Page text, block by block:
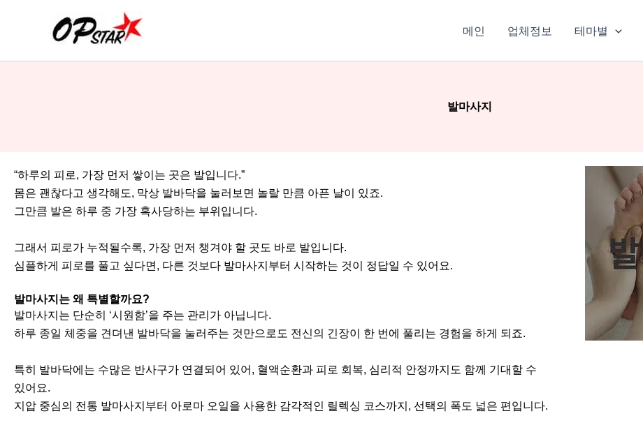
로
메인 업체정보 테마별
발마사지
“하루의 피로, 가장 먼저 쌓이는 곳은 발입니다.”
몸은 괜찮다고 생각해도, 막상 발바닥을 눌러보면 놀랄 만큼 아픈 날이 있죠.
그만큼 발은 하루 중 가장 혹사당하는 부위입니다.
그래서 피로가 누적될수록, 가장 먼저 챙겨야 할 곳도 바로 발입니다.
심플하게 피로를 풀고 싶다면, 다른 것보다 발마사지부터 시작하는 것이 정답일 수 있어요.
발마사지는 왜 특별할까요?
발마사지는 단순히 ‘시원함’을 주는 관리가 아닙니다.
하루 종일 체중을 견뎌낸 발바닥을 눌러주는 것만으로도 전신의 긴장이 한 번에 풀리는 경험을 하게 되죠.
특히 발바닥에는 수많은 반사구가 연결되어 있어, 혈액순환과 피로 회복, 심리적 안정까지도 함께 기대할 수
있어요.
지압 중심의 전통 발마사지부터 아로마 오일을 사용한 감각적인 릴렉싱 코스까지, 선택의 폭도 넓은 편입니다.